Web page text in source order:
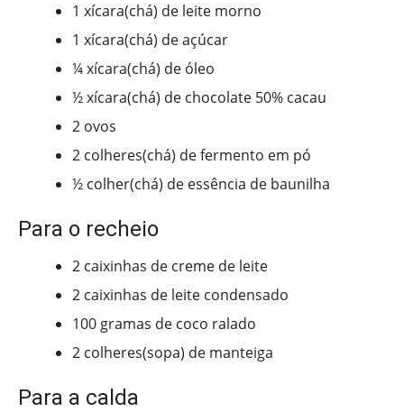
1 xícara(chá) de leite morno
1 xícara(chá) de açúcar
¼ xícara(chá) de óleo
½ xícara(chá) de chocolate 50% cacau
2 ovos
2 colheres(chá) de fermento em pó
½ colher(chá) de essência de baunilha
Para o recheio
2 caixinhas de creme de leite
2 caixinhas de leite condensado
100 gramas de coco ralado
2 colheres(sopa) de manteiga
Para a calda